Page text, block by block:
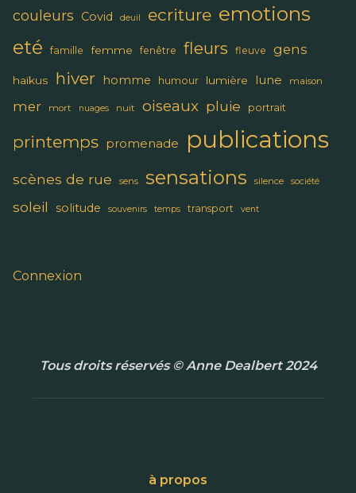
couleurs Covid deuil ecriture emotions
eté famille femme fenêtre fleurs fleuve gens
haïkus hiver homme humour lumière lune maison
mer mort nuages nuit oiseaux pluie portrait
printemps promenade publications
scènes de rue sens sensations silence société
soleil solitude souvenirs temps transport vent
Connexion
Tous droits réservés © Anne Dealbert 2024
à propos